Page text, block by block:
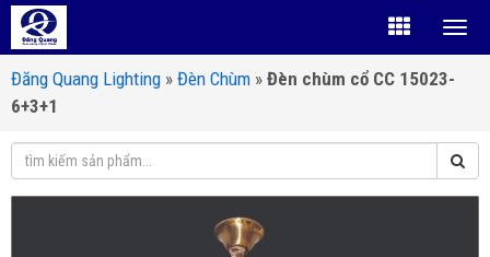
Đăng Quang Lighting » Đèn Chùm » Đèn chùm cổ CC 15023-
6+3+1